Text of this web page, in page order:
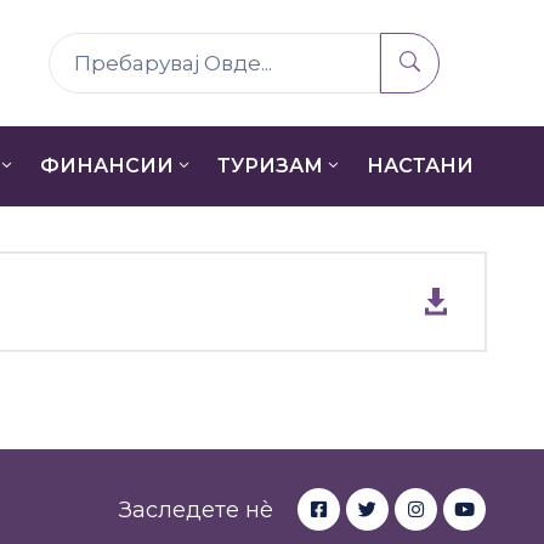
ФИНАНСИИ ТУРИЗАМ НАСТАНИ
Заследете нè